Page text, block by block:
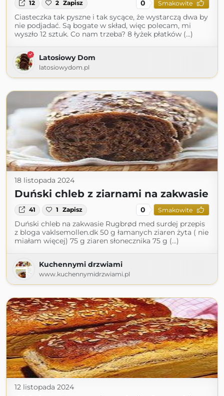
12 2 Zapisz 0 Smakowite
Ciasteczka tak pyszne i tak sycące, że wystarczą dwa by
nie podjadać. Są bogate w skład, więc polecam, mi
wyszło 12 sztuk. Co nam trzeba? 8 łyżek płatków (...)
Latosiowy Dom
latosiowydom.pl
18 listopada 2024
Duński chleb z ziarnami na zakwasie
41 1 Zapisz 0 Smakowite
Duński chleb na zakwasie Rugbrød med surdej przepis
z bloga vaklsemollen.dk 50 g łamanych ziaren żyta ( nie
miałam więcej) 75 g ziaren słonecznika 75 g (...)
Kuchennymi drzwiami
www.kuchennymidrzwiami.pl
12 listopada 2024